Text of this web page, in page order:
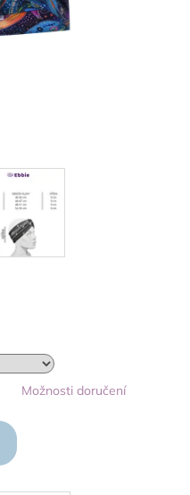
Možnosti doručení